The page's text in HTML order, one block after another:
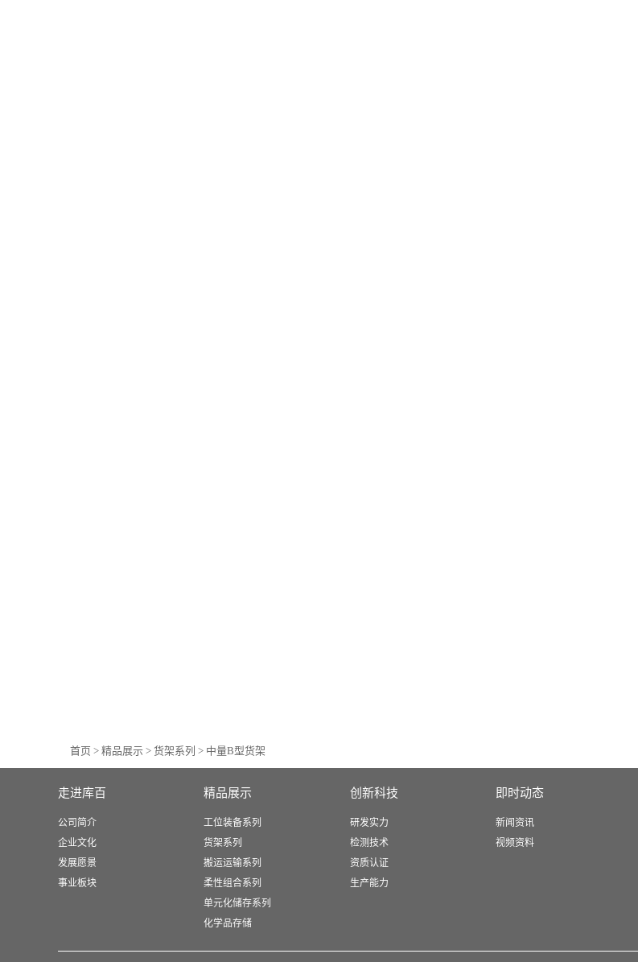
首页 > 精品展示 > 货架系列 > 中量B型货架
走进库百
公司简介
企业文化
发展愿景
事业板块
精品展示
工位装备系列
货架系列
搬运运输系列
柔性组合系列
单元化储存系列
化学品存储
创新科技
研发实力
检测技术
资质认证
生产能力
即时动态
新闻资讯
视频资料